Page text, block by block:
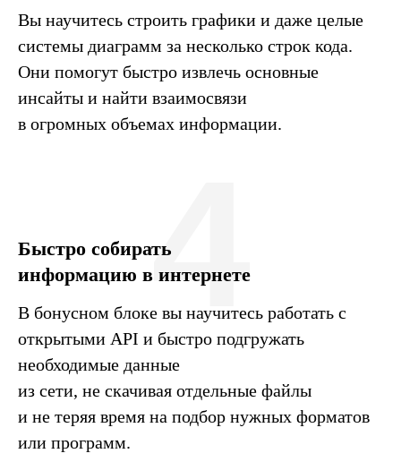
Вы научитесь строить графики и даже целые
системы диаграмм за несколько строк кода.
Они помогут быстро извлечь основные
инсайты и найти взаимосвязи
в огромных объемах информации.
Быстро собирать
информацию в интернете
В бонусном блоке вы научитесь работать с
открытыми API и быстро подгружать
необходимые данные
из сети, не скачивая отдельные файлы
и не теряя время на подбор нужных форматов
или программ.
4